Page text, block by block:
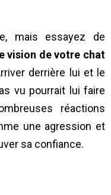
mais essayez de
vision de votre chat
derrière lui et le
vu pourrait lui faire
réactions
une agression et
sa confiance.